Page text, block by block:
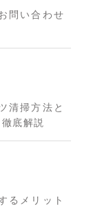
問い合わせ
清掃方法と
底解説
るメリット